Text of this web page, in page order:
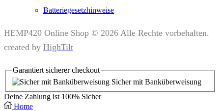
Batteriegesetzhinweise
HEMP420 Online Shop © 2026 Alle Rechte vorbehalten.
created by HighTilt
Garantiert sicherercheckout
Sicher mit Banküberweisung
Deine Zahlung ist 100% Sicher
Home